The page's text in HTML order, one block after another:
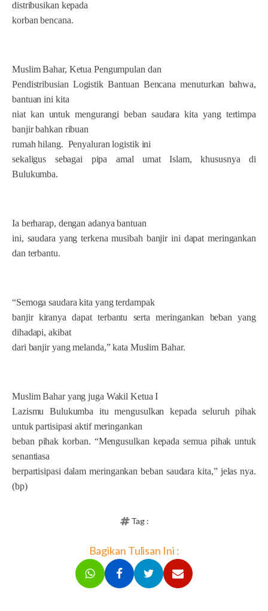
distribusikan kepada
korban bencana.
Muslim Bahar, Ketua Pengumpulan dan
Pendistribusian Logistik Bantuan Bencana menuturkan bahwa,
bantuan ini kita
niat kan untuk mengurangi beban saudara kita yang tertimpa
banjir bahkan ribuan
rumah hilang. Penyaluran logistik ini
sekaligus sebagai pipa amal umat Islam, khususnya di
Bulukumba.
Ia berharap, dengan adanya bantuan
ini, saudara yang terkena musibah banjir ini dapat meringankan
dan terbantu.
“Semoga saudara kita yang terdampak
banjir kiranya dapat terbantu serta meringankan beban yang
dihadapi, akibat
dari banjir yang melanda,” kata Muslim Bahar.
Muslim Bahar yang juga Wakil Ketua I
Lazismu Bulukumba itu mengusulkan kepada seluruh pihak
untuk partisipasi aktif meringankan
beban pihak korban. “Mengusulkan kepada semua pihak untuk
senantiasa
berpartisipasi dalam meringankan beban saudara kita,” jelas nya.
(bp)
Tag :
Bagikan Tulisan Ini :